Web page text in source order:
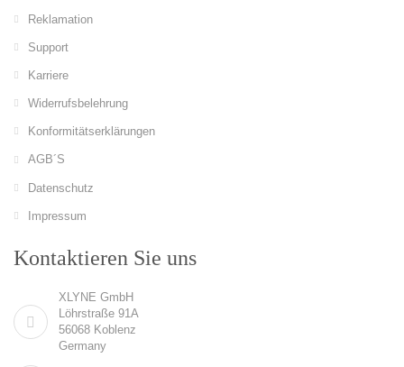
Reklamation
Support
Karriere
Widerrufsbelehrung
Konformitätserklärungen
AGB´S
Datenschutz
Impressum
Kontaktieren Sie uns
XLYNE GmbH
Löhrstraße 91A
56068 Koblenz
Germany